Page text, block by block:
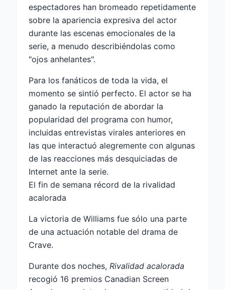
espectadores han bromeado repetidamente
sobre la apariencia expresiva del actor
durante las escenas emocionales de la
serie, a menudo describiéndolas como
"ojos anhelantes".
Para los fanáticos de toda la vida, el
momento se sintió perfecto. El actor se ha
ganado la reputación de abordar la
popularidad del programa con humor,
incluidas entrevistas virales anteriores en
las que interactuó alegremente con algunas
de las reacciones más desquiciadas de
Internet ante la serie.
El fin de semana récord de la rivalidad
acalorada
La victoria de Williams fue sólo una parte
de una actuación notable del drama de
Crave.
Durante dos noches, Rivalidad acalorada
recogió 16 premios Canadian Screen